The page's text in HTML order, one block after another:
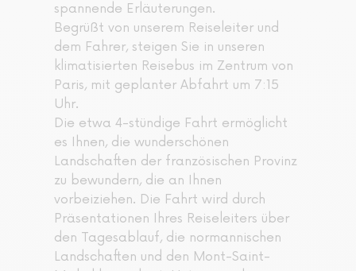
spannende Erläuterungen.
Begrüßt von unserem Reiseleiter und
dem Fahrer, steigen Sie in unseren
klimatisierten Reisebus im Zentrum von
Paris, mit geplanter Abfahrt um 7:15
Uhr.
Die etwa 4-stündige Fahrt ermöglicht
es Ihnen, die wunderschönen
Landschaften der französischen Provinz
zu bewundern, die an Ihnen
vorbeiziehen. Die Fahrt wird durch
Präsentationen Ihres Reiseleiters über
den Tagesablauf, die normannischen
Landschaften und den Mont-Saint-